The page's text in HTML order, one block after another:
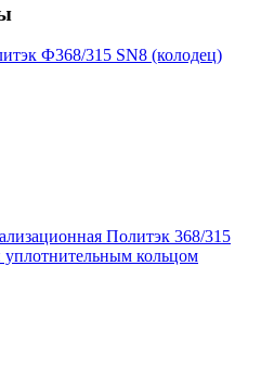
Ф368/315 SN8 (колодец)
Политэк 368/315
уплотнительным кольцом